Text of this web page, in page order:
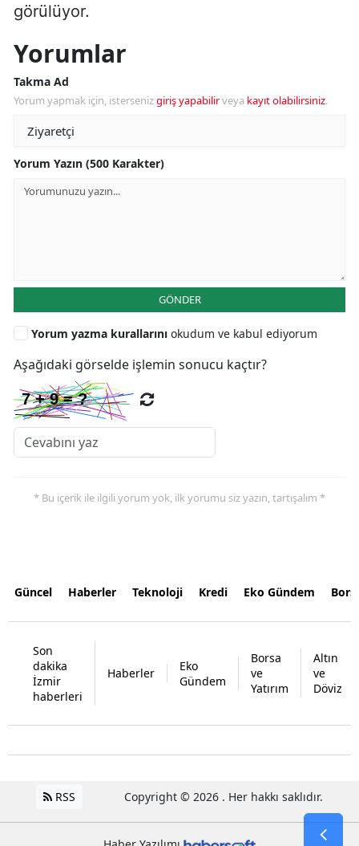
görülüyor.
Yorumlar
Takma Ad
Yorum yapmak için, istersenizgiriş yapabilirveya kayıt olabilirsiniz.
Yorum Yazın (500 Karakter)
GÖNDER
Yorum yazma kurallarını okudum ve kabul ediyorum
Aşağıdaki görselde işlemin sonucu kaçtır?
* Bu içerik ile ilgili yorum yok, ilk yorumu siz yazın, tartışalım *
Güncel Haberler Teknoloji Kredi Eko Gündem
Son
dakika
İzmir
haberleri
Haberler
Eko
Gündem
Borsa
ve
Yatırım
Altın
ve
Döviz
RSS Copyright © 2026 . Her hakkı saklıdır.